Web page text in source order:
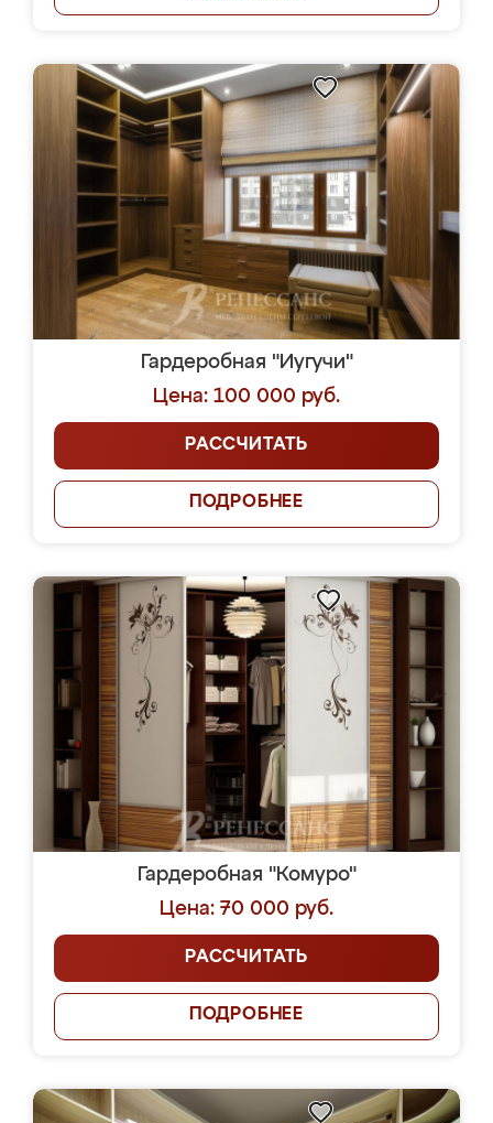
Гардеробная "Иугучи"
Цена: 100 000 руб.
РАССЧИТАТЬ
ПОДРОБНЕЕ
Гардеробная "Комуро"
Цена: 70 000 руб.
РАССЧИТАТЬ
ПОДРОБНЕЕ